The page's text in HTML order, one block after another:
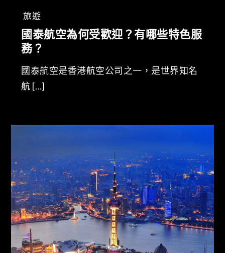
旅遊
國泰航空為何受歡迎？有哪些特色服
務？
國泰航空是香港航空公司之一，是世界知名
航 […]